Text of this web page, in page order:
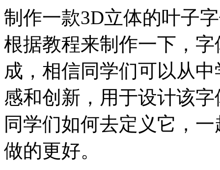
制作一款3D立体的叶子
根据教程来制作一下，
成，相信同学们可以从
感和创新，用于设计该
同学们如何去定义它，
做的更好。